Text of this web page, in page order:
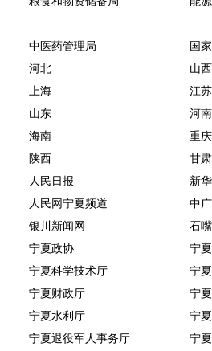
中医药管理局
国
河北
山西
上海
江苏
山东
河南
海南
重庆
陕西
甘肃
人民日报
新
人民网宁夏频道
中
银川新闻网
石
宁夏政协
宁
宁夏科学技术厅
宁
宁夏财政厅
宁
宁夏水利厅
宁
宁夏退役军人事务厅
宁